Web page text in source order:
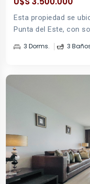
Esta propiedad se
Punta del Este, con
3 Dorms. 3